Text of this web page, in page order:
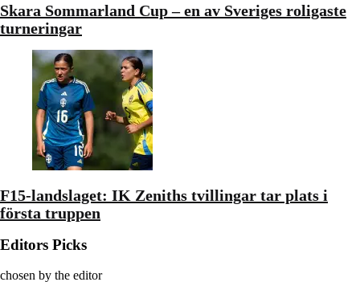
Skara Sommarland Cup – en av Sveriges roligaste
turneringar
F15-landslaget: IK Zeniths tvillingar tar plats i
första truppen
Editors Picks
chosen by the editor